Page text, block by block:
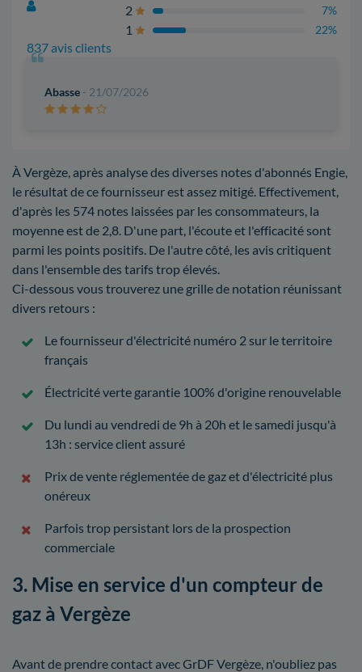
837 avis clients
2 7%
1 22%
Abasse - 21/07/2026
À Vergèze, après analyse des diverses notes d'abonnés Engie,
le résultat de ce fournisseur est assez mitigé. Effectivement,
d'après les 574 notes laissées par les consommateurs, la
moyenne est de 2,8. D'une part, l'écoute et l'efficacité sont
parmi les points positifs. De l'autre côté, les avis critiquent
dans l'ensemble des tarifs trop élevés.
Ci-dessous vous trouverez une grille de notation réunissant
divers retours :
Le fournisseur d'électricité numéro 2 sur le territoire
français
Électricité verte garantie 100% d'origine renouvelable
Du lundi au vendredi de 9h à 20h et le samedi jusqu'à
13h : service client assuré
Prix de vente réglementée de gaz et d'électricité plus
onéreux
Parfois trop persistant lors de la prospection
commerciale
3. Mise en service d'un compteur de
gaz à Vergèze
Avant de prendre contact avec GrDF Vergèze, n'oubliez pas